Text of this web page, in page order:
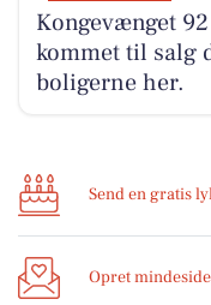
Kongevænget
kommet til salg
boligerne her.
Send en gratis
Opret mindeside